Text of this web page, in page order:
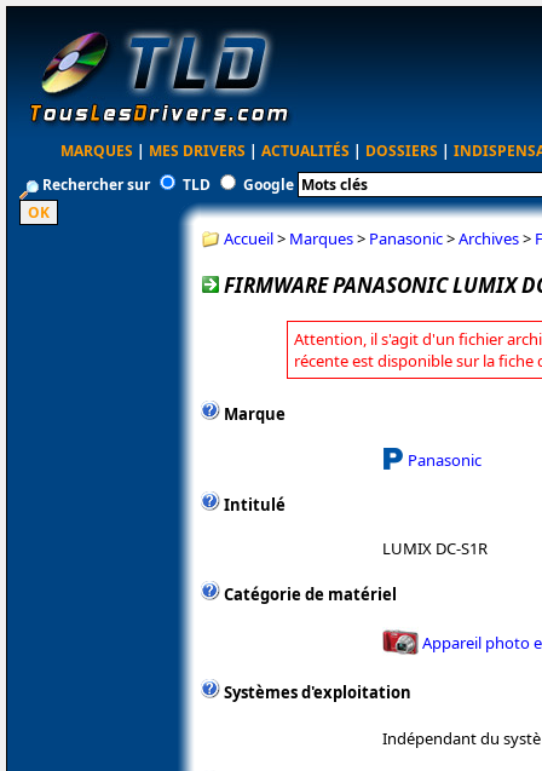
MARQUES | MES DRIVERS | ACTUALITÉS | DOSSIERS |
Rechercher sur
TLD Google
Accueil> Marques> Panasonic>Archives>
FIRMWARE PANASONIC LUMIX
Attention, il s'agit d'un fichier
récente est disponible sur la fiche
Marque
Panasonic
Intitulé
LUMIX DC-S1R
Catégorie de matériel
Appareil photo
Systèmes d'exploitation
Indépendant du